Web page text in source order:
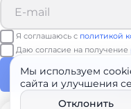
Я соглашаюсь с политикой
Даю согласие на получение
Мы используем
сайта и улучшения
Отклонить